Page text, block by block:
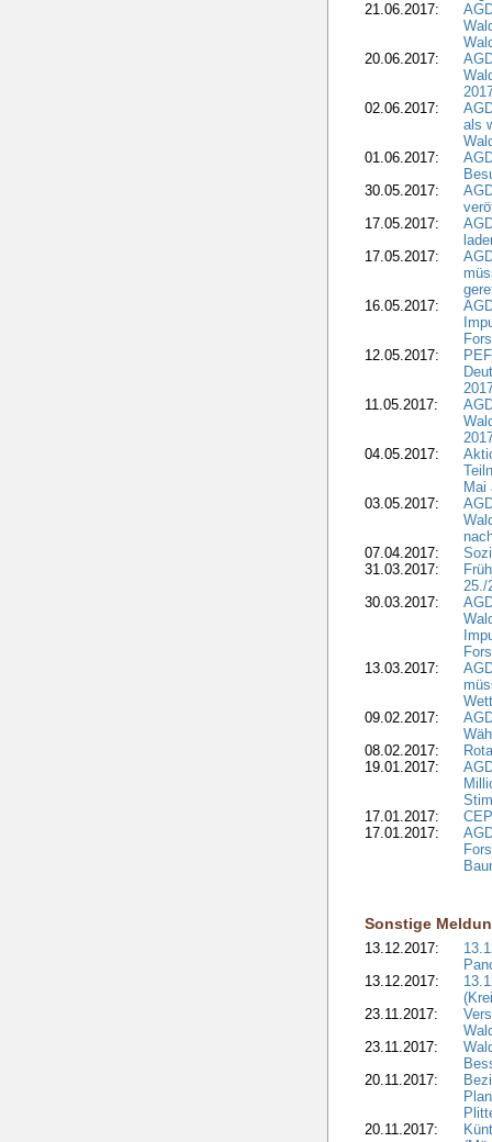
21.06.2017:
20.06.2017:
02.06.2017:
als
01.06.2017:
30.05.2017:
17.05.2017:
17.05.2017:
16.05.2017:
12.05.2017:
11.05.2017:
04.05.2017:
Mai
03.05.2017:
07.04.2017:
31.03.2017:
25./
30.03.2017:
13.03.2017:
09.02.2017:
08.02.2017:
19.01.2017:
17.01.2017:
17.01.2017:
Sonstige
13.12.2017:
13.12.2017:
23.11.2017:
23.11.2017:
20.11.2017:
20.11.2017: